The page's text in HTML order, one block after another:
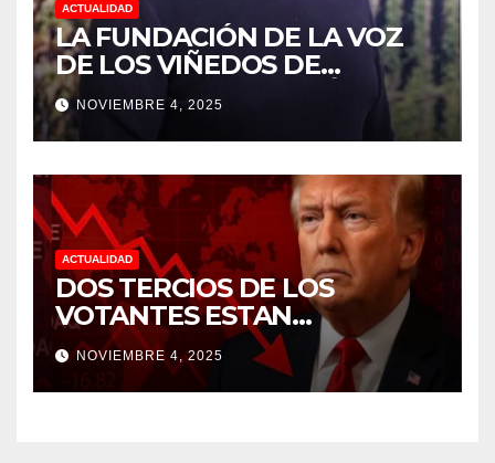
ACTUALIDAD
LA FUNDACIÓN DE LA VOZ
DE LOS VIÑEDOS DE
SONOMA RECONOCIÓ A
CUATRO “ EMPLEADOS DEL
MES” POR SU LIDERAZGO Y
DEDICACIÓN EN LOS
VIÑEDOS
NOVIEMBRE 4, 2025
ACTUALIDAD
DOS TERCIOS DE LOS
VOTANTES ESTAN
FRUSTRADOS CON TRUMP
PORQUE EL COSTO DE VIDA
CADA DIA SUBE Y LA
NOVIEMBRE 4, 2025